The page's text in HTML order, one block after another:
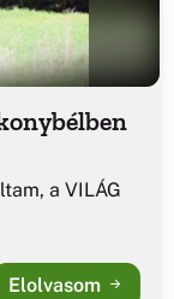
a VILÁG
Elolvasom